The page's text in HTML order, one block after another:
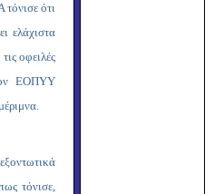
ότι
ελάχιστα
οφειλές
ΕΟΠΥΥ
τόνισε,